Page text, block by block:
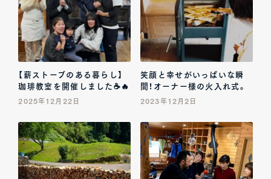
【薪ストーブのある暮らし】
珈琲教室を開催しました☕🔥
2025年12月22日
笑顔と幸せがいっぱいな瞬
間！オーナー様の火入れ式。
2023年12月2日